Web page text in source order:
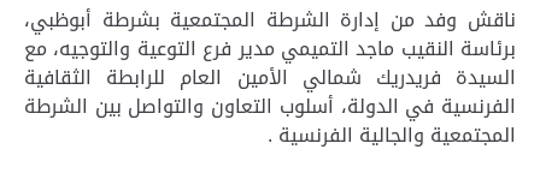
ناقش وفد من إدارة الشرطة المجتمعية بشرطة أبوظبي،
برئاسة النقيب ماجد التميمي مدير فرع التوعية والتوجيه، مع
السيدة فريدريك شمالي الأمين العام للرابطة الثقافية
الفرنسية في الدولة، أسلوب التعاون والتواصل بين الشرطة
المجتمعية والجالية الفرنسية .